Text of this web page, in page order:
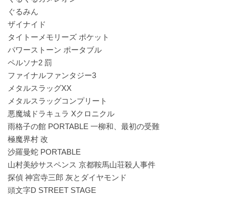
ぐるみん
ザイナイド
タイトーメモリーズ ポケット
パワーストーン ポータブル
ペルソナ2 罰
ファイナルファンタジー3
メタルスラッグXX
メタルスラッグコンプリート
悪魔城ドラキュラ Xクロニクル
雨格子の館 PORTABLE 一柳和、最初の受難
極魔界村 改
沙羅曼蛇 PORTABLE
山村美紗サスペンス 京都鞍馬山荘殺人事件
探偵 神宮寺三郎 灰とダイヤモンド
頭文字D STREET STAGE